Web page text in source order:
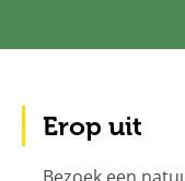
Erop uit